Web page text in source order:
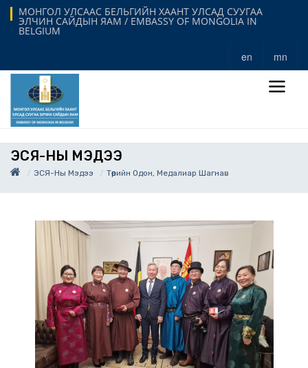
МОНГОЛ УЛСААС БЕЛЬГИЙН ХААНТ УЛСАД СУУГАА
ЭЛЧИН САЙДЫН ЯАМ / EMBASSY OF MONGOLIA IN
BELGIUM
en mn
ЭСЯ-НЫ МЭДЭЭ
ЭСЯ-Ны Мэдээ Төрийн Одон, Медалиар Шагнав